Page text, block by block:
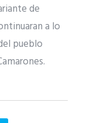
de
a lo
pueblo